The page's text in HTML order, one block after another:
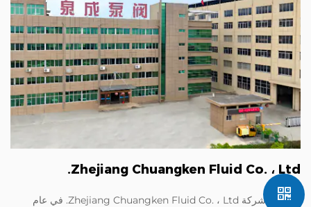
Zhejiang Chuangken Fluid Co. ، Ltd.
تأسست شركة Zhejiang Chuangken Fluid Co. ، Ltd. في عام